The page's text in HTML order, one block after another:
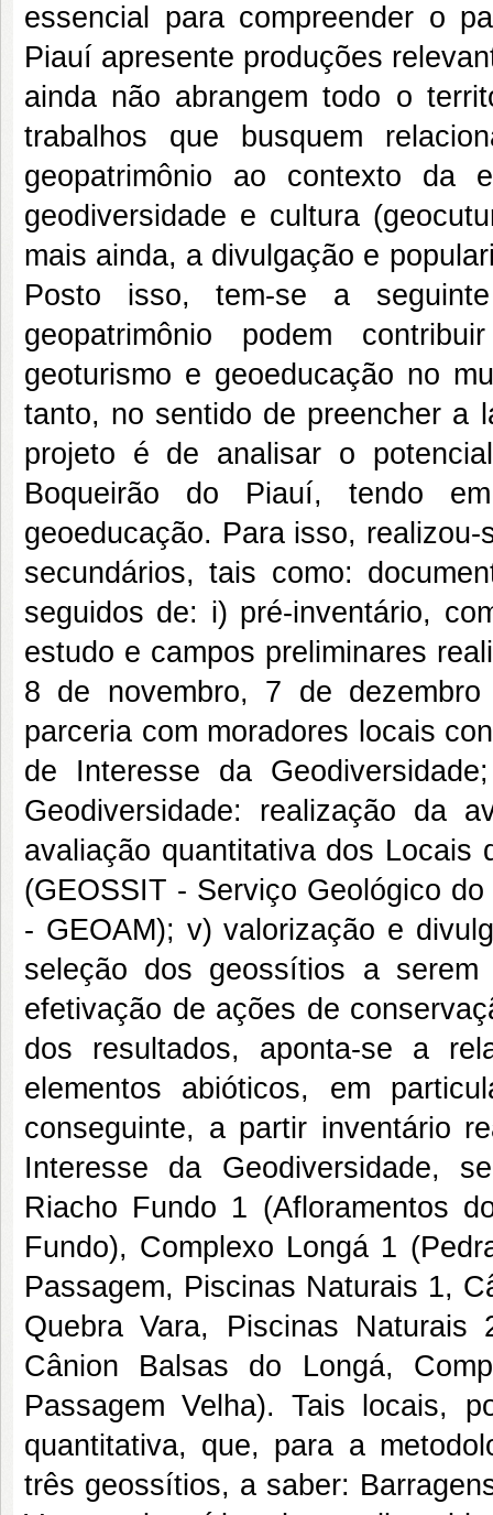
essencial para compreender o
Piauí apresente produções
ainda não abrangem todo o
trabalhos que busquem
geopatrimônio ao contexto da
geodiversidade e cultura
mais ainda, a divulgação e
Posto isso, tem-se a
geopatrimônio podem
geoturismo e geoeducação no
tanto, no sentido de preencher a
projeto é de analisar o
Boqueirão do Piauí, tendo
geoeducação. Para isso,
secundários, tais como:
seguidos de: i) pré-inventário,
estudo e campos preliminares
8 de novembro, 7 de
parceria com moradores locais
de Interesse da
Geodiversidade: realização da
avaliação quantitativa dos Locais
(GEOSSIT - Serviço Geológico
- GEOAM); v) valorização e
seleção dos geossítios a serem
efetivação de ações de
dos resultados, aponta-se a
elementos abióticos, em
conseguinte, a partir inventário
Interesse da Geodiversidade,
Riacho Fundo 1 (Afloramentos
Fundo), Complexo Longá 1
Passagem, Piscinas Naturais 1,
Quebra Vara, Piscinas
Cânion Balsas do Longá,
Passagem Velha). Tais locais,
quantitativa, que, para a
três geossítios, a saber: